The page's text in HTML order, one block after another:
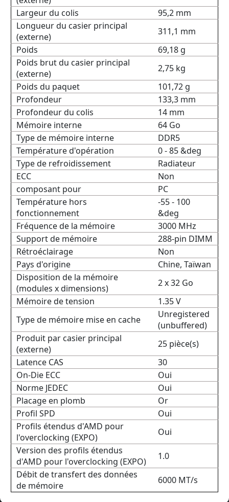
Largeur du colis
95,2 mm
Longueur du casier principal
(externe)
311,1 mm
Poids
69,18 g
Poids brut du casier principal
(externe)
2,75 kg
Poids du paquet
101,72 g
Profondeur
133,3 mm
Profondeur du colis
14 mm
Mémoire interne
64 Go
Type de mémoire interne
DDR5
Température d'opération
0 - 85 &deg
Type de refroidissement
Radiateur
ECC
Non
composant pour
PC
Température hors
fonctionnement
-55 - 100
&deg
Fréquence de la mémoire
3000 MHz
Support de mémoire
288-pin DIMM
Rétroéclairage
Non
Pays d'origine
Chine, Taïwan
Disposition de la mémoire
(modules x dimensions)
2 x 32 Go
Mémoire de tension
1.35 V
Type de mémoire mise en cache
Unregistered
(unbuffered)
Produit par casier principal
(externe)
25 pièce(s)
Latence CAS
30
On-Die ECC
Oui
Norme JEDEC
Oui
Placage en plomb
Or
Profil SPD
Oui
Profils étendus d'AMD pour
l'overclocking (EXPO)
Oui
Version des profils étendus
d'AMD pour l'overclocking (EXPO)
1.0
Débit de transfert des données
de mémoire
6000 MT/s